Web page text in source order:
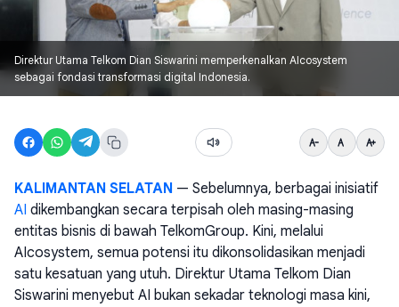
Direktur Utama Telkom Dian Siswarini memperkenalkan AIcosystem
sebagai fondasi transformasi digital Indonesia.
KALIMANTAN SELATAN — Sebelumnya, berbagai inisiatif
AI dikembangkan secara terpisah oleh masing-masing
entitas bisnis di bawah TelkomGroup. Kini, melalui
AIcosystem, semua potensi itu dikonsolidasikan menjadi
satu kesatuan yang utuh. Direktur Utama Telkom Dian
Siswarini menyebut AI bukan sekadar teknologi masa kini,